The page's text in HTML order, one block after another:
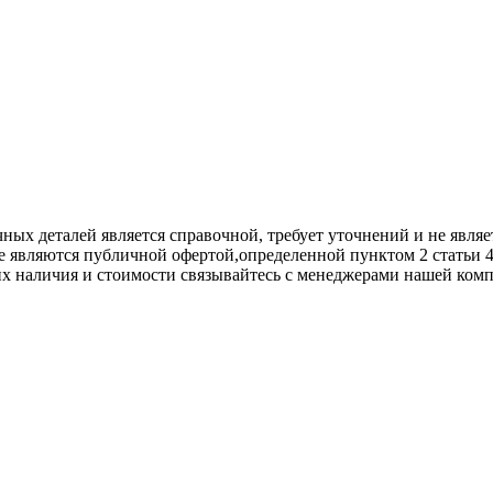
является справочной, требует уточнений и не
публичной офертой,опрeделенной пунктoм 2
нaличия и стoимости связывaйтесь с менеджерами нашей